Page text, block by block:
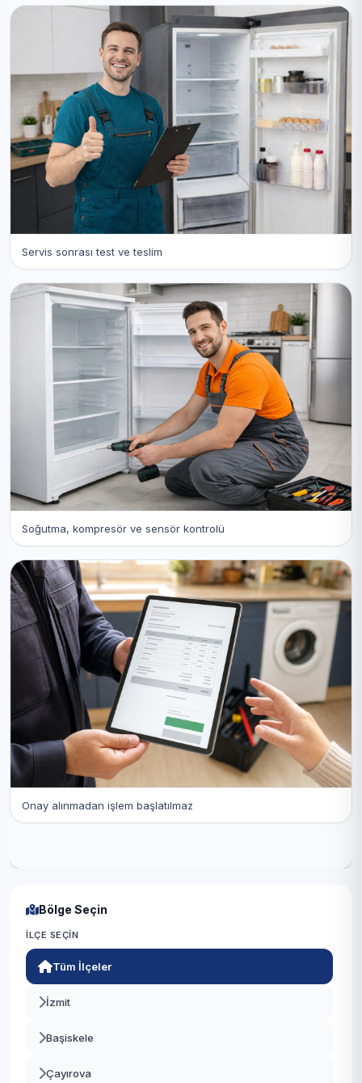
Servis sonrası test ve teslim
Soğutma, kompresör ve sensör kontrolü
Onay alınmadan işlem başlatılmaz
Bölge Seçin
İLÇE SEÇIN
Tüm İlçeler
İzmit
Başiskele
Çayırova